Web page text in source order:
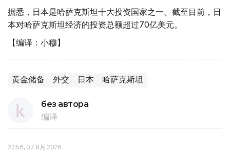
据悉，日本是哈萨克斯坦十大投资国家之一。截至目前，日
本对哈萨克斯坦经济的投资总额超过70亿美元。
【编译：小穆】
黄金储备 外交 日本 哈萨克斯坦
без автора
编译
22:56, 07 8月 2026